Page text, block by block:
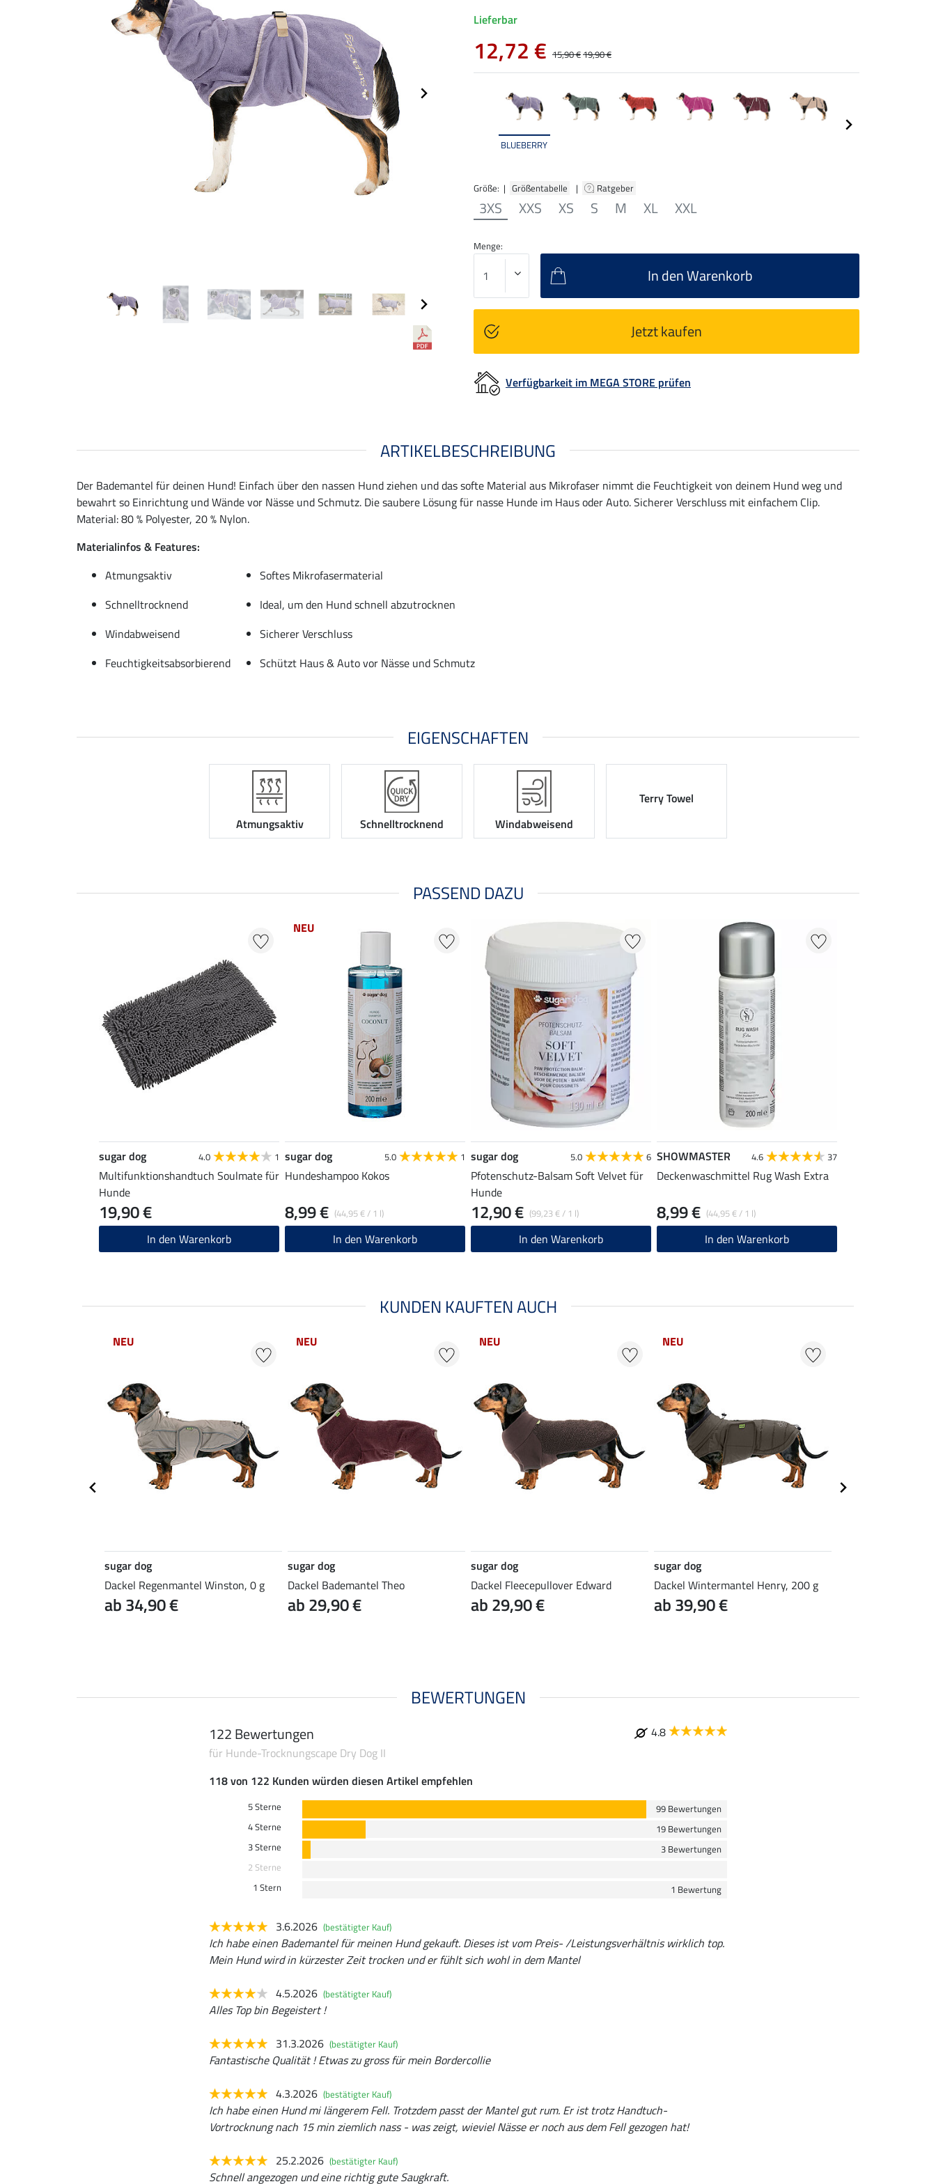
BLUEBERRY
Größe: | Größentabelle | Ratgeber
3XS XXS XS S M XL XXL
Lieferbar
12,72 € 15,90 €19,90 €
Menge:
In den Warenkorb
Jetzt kaufen
Verfügbarkeit im MEGA STORE prüfen
ARTIKELBESCHREIBUNG
Der Bademantel für deinen Hund! Einfach über den nassen Hund ziehen und das softe Material aus Mikrofaser nimmt die Feuchtigkeit von deinem Hund weg und
bewahrt so Einrichtung und Wände vor Nässe und Schmutz. Die saubere Lösung für nasse Hunde im Haus oder Auto. Sicherer Verschluss mit einfachem Clip.
Material: 80 % Polyester, 20 % Nylon.
Materialinfos & Features:
Atmungsaktiv
Softes Mikrofasermaterial
Schnelltrocknend
Ideal, um den Hund schnell abzutrocknen
Windabweisend
Sicherer Verschluss
Feuchtigkeitsabsorbierend
Schützt Haus & Auto vor Nässe und Schmutz
EIGENSCHAFTEN
Atmungsaktiv Schnelltrocknend Windabweisend
Terry Towel
PASSEND DAZU
sugar dog 4.0 1
Multifunktionshandtuch Soulmate für
Hunde
19,90 €
In den Warenkorb
NEU
sugar dog 5.0 1
Hundeshampoo Kokos
(44,95 € / 1 l)
8,99 €
In den Warenkorb
sugar dog 5.0 6
Pfotenschutz-Balsam Soft Velvet für
Hunde
(99,23 € / 1 l)
12,90 €
In den Warenkorb
SHOWMASTER 4.6 37
Deckenwaschmittel Rug Wash Extra
(44,95 € / 1 l)
8,99 €
In den Warenkorb
KUNDEN KAUFTEN AUCH
NEU
sugar dog
Dackel Regenmantel Winston, 0 g
ab 34,90 €
NEU
sugar dog
Dackel Bademantel Theo
ab 29,90 €
NEU
sugar dog
Dackel Fleecepullover Edward
ab 29,90 €
NEU
sugar dog
Dackel Wintermantel Henry, 200 g
ab 39,90 €
BEWERTUNGEN
122 Bewertungen
4.8
für Hunde-Trocknungscape Dry Dog II
118 von 122 Kunden würden diesen Artikel empfehlen
5 Sterne
99 Bewertungen
4 Sterne
19 Bewertungen
3 Sterne
3 Bewertungen
2 Sterne
1 Stern
1 Bewertung
3.6.2026 (bestätigter Kauf)
Ich habe einen Bademantel für meinen Hund gekauft. Dieses ist vom Preis- /Leistungsverhältnis wirklich top.
Mein Hund wird in kürzester Zeit trocken und er fühlt sich wohl in dem Mantel
4.5.2026 (bestätigter Kauf)
Alles Top bin Begeistert !
31.3.2026 (bestätigter Kauf)
Fantastische Qualität ! Etwas zu gross für mein Bordercollie
4.3.2026 (bestätigter Kauf)
Ich habe einen Hund mi längerem Fell. Trotzdem passt der Mantel gut rum. Er ist trotz Handtuch-
Vortrocknung nach 15 min ziemlich nass - was zeigt, wieviel Nässe er noch aus dem Fell gezogen hat!
25.2.2026 (bestätigter Kauf)
Schnell angezogen und eine richtig gute Saugkraft.